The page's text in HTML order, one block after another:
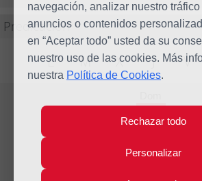
navegación, analizar nuestro
anuncios o contenidos
en “Aceptar todo” usted da su
nuestro uso de las cookies. Más
nuestra Política de Cookies.
Rechazar todo
Personalizar
Predicación
L M X J V
22
Nov